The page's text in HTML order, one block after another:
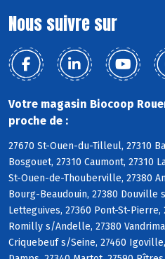
Nous suivre sur
Votre magasin Biocoop
proche de :
27670 St-Ouen-du-Tilleul, 27310
Bosgouet, 27310 Caumont, 27310
St-Ouen-de-Thouberville, 27380
Bourg-Beaudouin, 27380 Douville
Letteguives, 27360 Pont-St-Pierre,
Romilly s/Andelle, 27380
Criquebeuf s/Seine, 27460